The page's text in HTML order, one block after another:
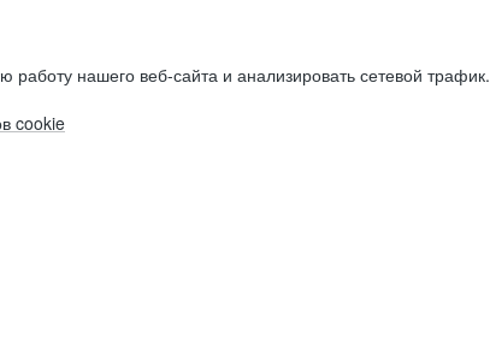
нашего веб-сайта и анализировать сетевой трафик.
cookie